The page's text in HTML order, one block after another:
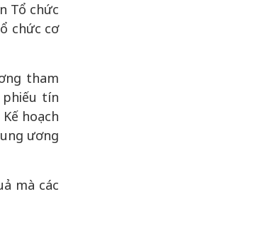
Tổ chức
chức cơ
tham
phiếu tín
hoạch
ương
mà các